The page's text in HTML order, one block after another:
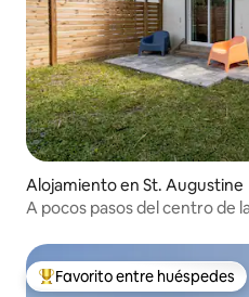
Alojamiento en St. Augustine
A pocos pasos del centro de
Favorito entre huéspedes
Favorito entre huéspedes